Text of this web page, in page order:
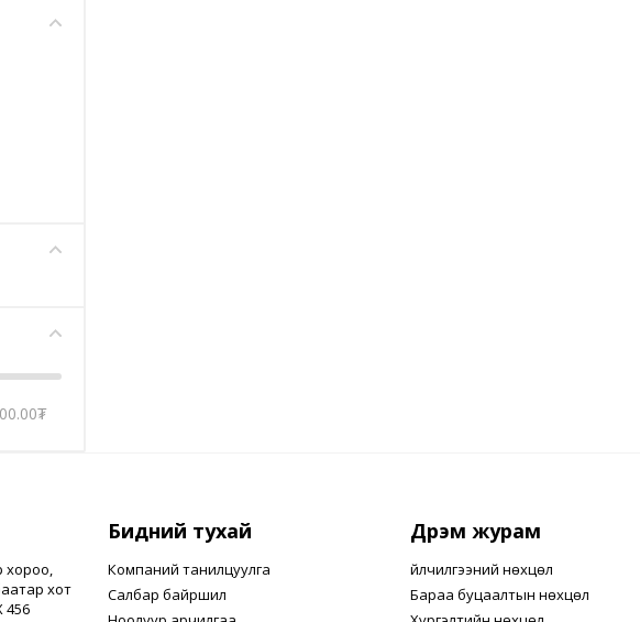
₮
хороо,
хот
456
Бидний тухай
Компаний танилцуулга
Салбар байршил
Дүрэм журам
Үйлчилгээний нөхцөл
Бараа буцаалтын нөхцөл